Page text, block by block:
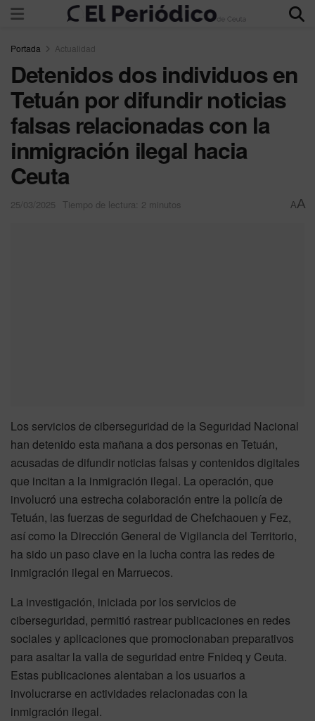
Portada Actualidad
Detenidos dos individuos en
Tetuán por difundir noticias
falsas relacionadas con la
inmigración ilegal hacia
Ceuta
25/03/2025 Tiempo de lectura: 2 minutos AA
Los servicios de ciberseguridad de la Seguridad Nacional
han detenido esta mañana a dos personas en Tetuán,
acusadas de difundir noticias falsas y contenidos digitales
que incitan a la inmigración ilegal. La operación, que
involucró una estrecha colaboración entre la policía de
Tetuán, las fuerzas de seguridad de Chefchaouen y Fez,
así como la Dirección General de Vigilancia del Territorio,
ha sido un paso clave en la lucha contra las redes de
inmigración ilegal en Marruecos.
La investigación, iniciada por los servicios de
ciberseguridad, permitió rastrear publicaciones en redes
sociales y aplicaciones que promocionaban preparativos
para asaltar la valla de seguridad entre Fnideq y Ceuta.
Estas publicaciones alentaban a los usuarios a
involucrarse en actividades relacionadas con la
inmigración ilegal.